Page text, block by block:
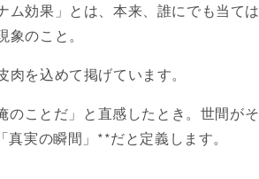
ム効果」とは、本来、誰にでも当て
のこと。
を込めて掲げています。
のことだ」と直感したとき。世間が
実の瞬間」**だと定義します。